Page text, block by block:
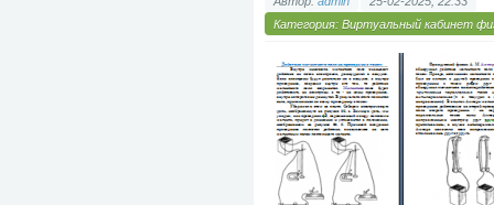
Категория: Виртуальный кабинет